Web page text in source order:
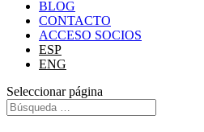
BLOG
CONTACTO
ACCESO SOCIOS
ESP
ENG
Seleccionar página